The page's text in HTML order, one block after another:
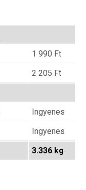
1 990 Ft
2 205 Ft
Ingyenes
Ingyenes
3.336 kg